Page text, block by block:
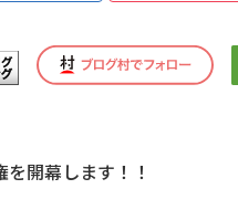
開幕します！！